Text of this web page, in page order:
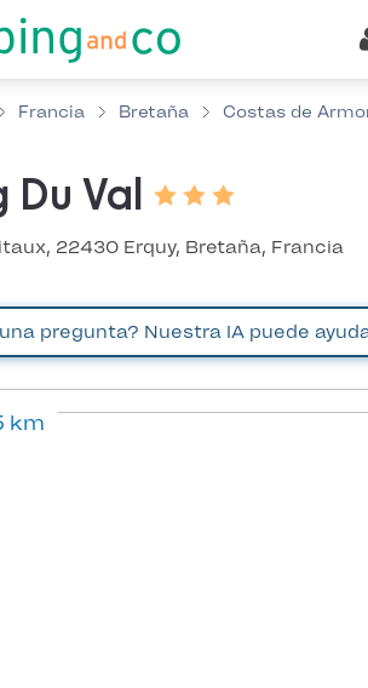
Francia Bretaña
Costas de
Du Val
22430 Erquy, Bretaña, Francia
km